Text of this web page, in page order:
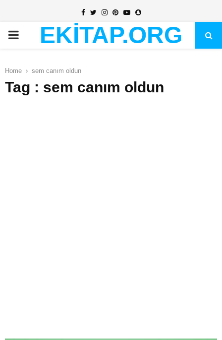
Facebook
TwitterInstagram
PinterestYoutubeSnapchat
PRIMARYEKİTAP.ORG
Home sem canım oldun
Tag : sem canım oldun